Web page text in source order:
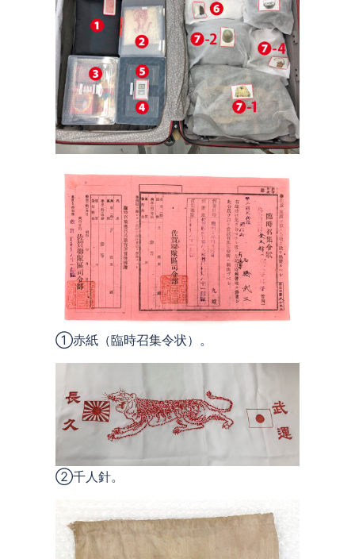
①赤紙（臨時召集令状）。
②千人針。